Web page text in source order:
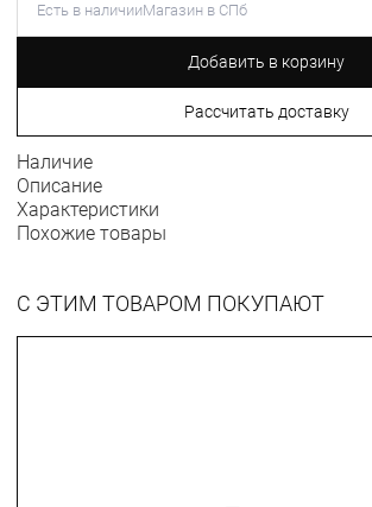
Есть в наличииМагазин в СПб
Добавить в корзину
Рассчитать доставку
Наличие
Описание
Характеристики
Похожие товары
С ЭТИМ ТОВАРОМ ПОКУПАЮТ